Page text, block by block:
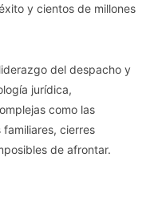
y cientos de millones
del despacho y
jurídica,
como las
cierres
de afrontar.